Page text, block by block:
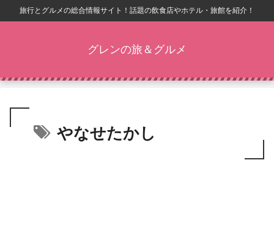
旅行とグルメの総合情報サイト！話題の飲食店やホテル・旅館を紹介！
グレンの旅＆グルメ
やなせたかし